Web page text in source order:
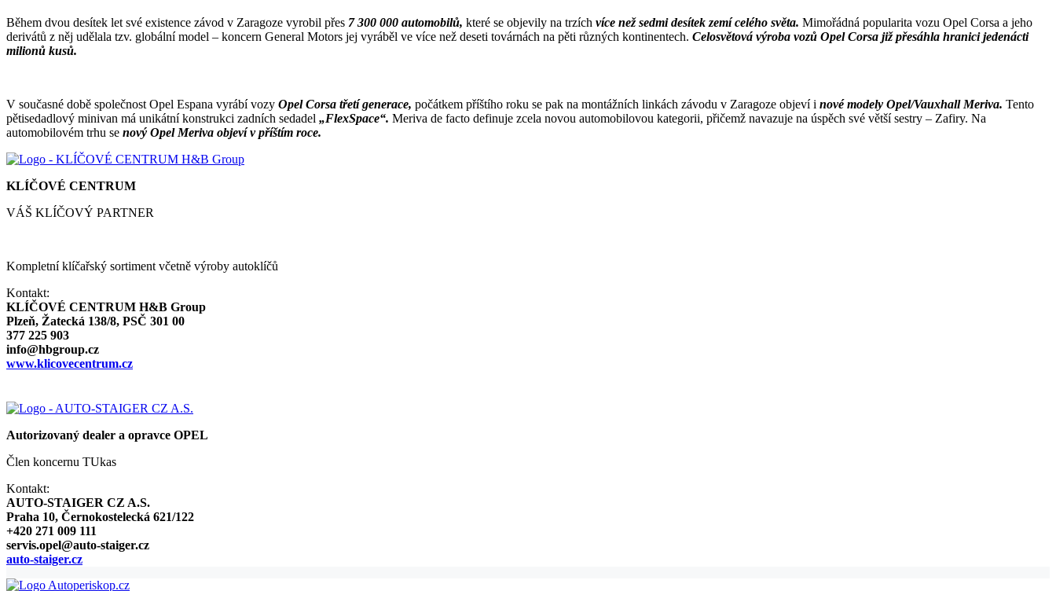
Během dvou desítek let své existence závod v Zaragoze vyrobil přes 7 300 000 automobilů, které se objevily na trzích více než sedmi desítek zemí celého světa. Mimořádná popularita vozu Opel Corsa a jeho
derivátů z něj udělala tzv. globální model – koncern General Motors jej vyráběl ve více než deseti továrnách na pěti různých kontinentech. Celosvětová výroba vozů Opel Corsa již přesáhla hranici jedenácti
milionů kusů.
V současné době společnost Opel Espana vyrábí vozy Opel Corsa třetí generace, počátkem příštího roku se pak na montážních linkách závodu v Zaragoze objeví i nové modely Opel/Vauxhall Meriva. Tento
pětisedadlový minivan má unikátní konstrukci zadních sedadel „FlexSpace“. Meriva de facto definuje zcela novou automobilovou kategorii, přičemž navazuje na úspěch své větší sestry – Zafiry. Na
automobilovém trhu se nový Opel Meriva objeví v příštím roce.
KLÍČOVÉ CENTRUM
VÁŠ KLÍČOVÝ PARTNER
Kompletní klíčařský sortiment včetně výroby autoklíčů
Kontakt:
KLÍČOVÉ CENTRUM H&B Group
Plzeň, Žatecká 138/8, PSČ 301 00
377 225 903
info@hbgroup.cz
www.klicovecentrum.cz
Autorizovaný dealer a opravce OPEL
Člen koncernu TUkas
Kontakt:
AUTO-STAIGER CZ A.S.
Praha 10, Černokostelecká 621/122
+420 271 009 111
servis.opel@auto-staiger.cz
auto-staiger.cz